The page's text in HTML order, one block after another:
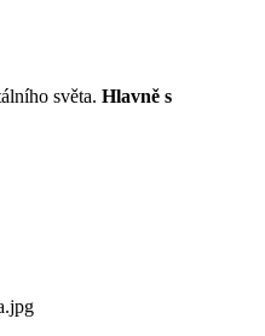
světa. Hlavně s